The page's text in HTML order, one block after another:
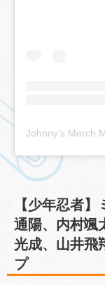
【少年忍者
通陽、内村颯
光成、山井飛
プ